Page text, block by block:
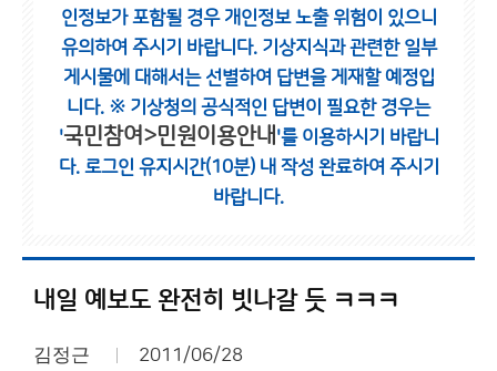
인정보가 포함될 경우 개인정보 노출 위험이 있으니
유의하여 주시기 바랍니다. 기상지식과 관련한 일부
게시물에 대해서는 선별하여 답변을 게재할 예정입
니다. ※ 기상청의 공식적인 답변이 필요한 경우는
'국민참여>민원이용안내 '를 이용하시기 바랍니
다. 로그인 유지시간(10분) 내 작성 완료하여 주시기
바랍니다.
내일 예보도 완전히 빗나갈 듯 ㅋㅋㅋ
김정근 2011/06/28